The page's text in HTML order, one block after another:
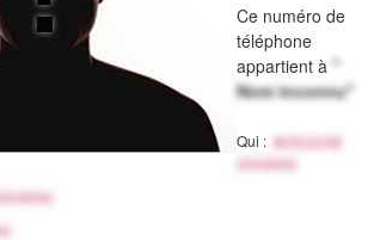
Ce numéro de
téléphone
appartient à "
Nom inconnu"
Qui :
Activité
inconnu